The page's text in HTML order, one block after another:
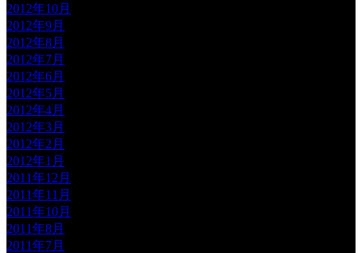
2012年10月
2012年9月
2012年8月
2012年7月
2012年6月
2012年5月
2012年4月
2012年3月
2012年2月
2012年1月
2011年12月
2011年11月
2011年10月
2011年8月
2011年7月